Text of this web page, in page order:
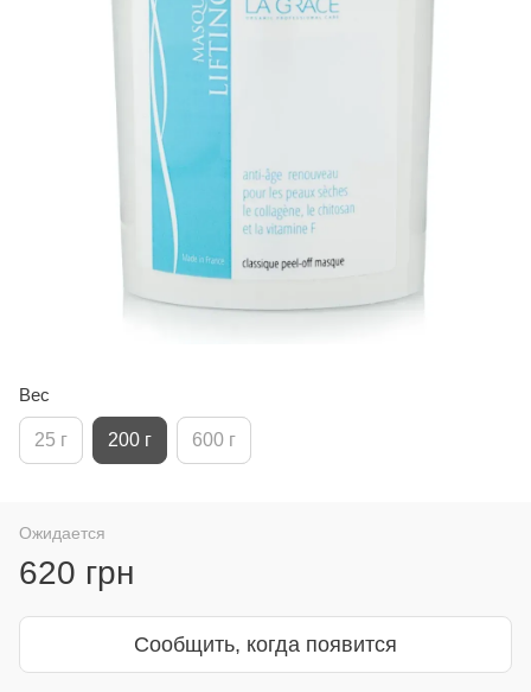
Вес
25 г 200 г 600 г
Ожидается
620 грн
Сообщить, когда появится